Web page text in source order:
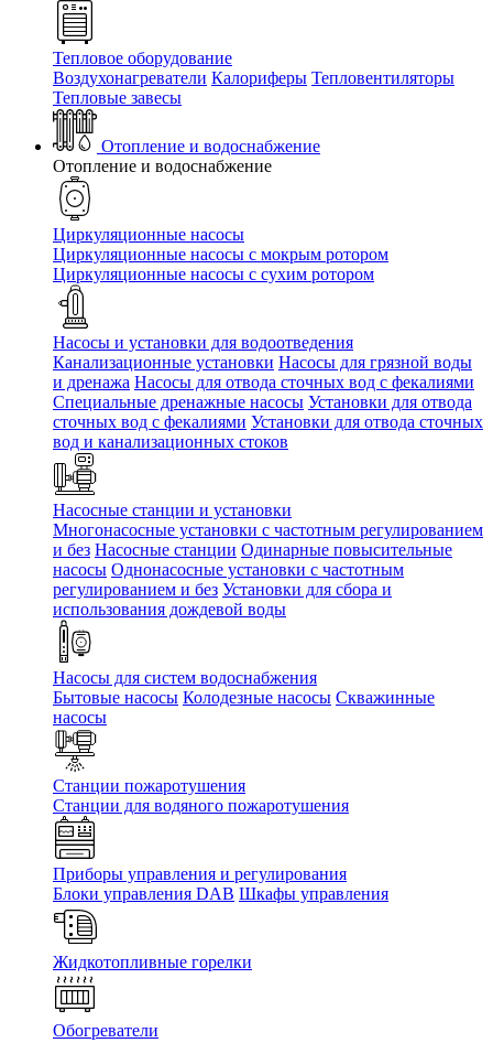
Тепловое оборудование
Воздухонагреватели Калориферы Тепловентиляторы
Тепловые завесы
Отопление и водоснабжение
Отопление и водоснабжение
Циркуляционные насосы
Циркуляционные насосы с мокрым ротором
Циркуляционные насосы с сухим ротором
Насосы и установки для водоотведения
Канализационные установки Насосы для грязной воды
и дренажа Насосы для отвода сточных вод c фекалиями
Специальные дренажные насосы Установки для отвода
сточных вод c фекалиями Установки для отвода сточных
вод и канализационных стоков
Насосные станции и установки
Многонасосные установки с частотным регулированием
и без Насосные станции Одинарные повысительные
насосы Однонасосные установки с частотным
регулированием и без Установки для сбора и
использования дождевой воды
Насосы для систем водоснабжения
Бытовые насосы Колодезные насосы Скважинные
насосы
Станции пожаротушения
Станции для водяного пожаротушения
Приборы управления и регулирования
Блоки управления DAB Шкафы управления
Жидкотопливные горелки
Обогреватели